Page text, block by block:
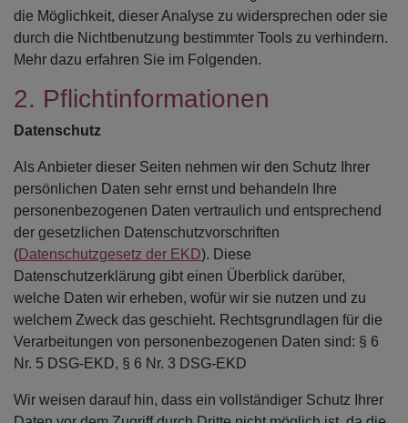
die Möglichkeit, dieser Analyse zu widersprechen oder sie
durch die Nichtbenutzung bestimmter Tools zu verhindern.
Mehr dazu erfahren Sie im Folgenden.
2. Pflichtinformationen
Datenschutz
Als Anbieter dieser Seiten nehmen wir den Schutz Ihrer
persönlichen Daten sehr ernst und behandeln Ihre
personenbezogenen Daten vertraulich und entsprechend
der gesetzlichen Datenschutzvorschriften
(Datenschutzgesetz der EKD). Diese
Datenschutzerklärung gibt einen Überblick darüber,
welche Daten wir erheben, wofür wir sie nutzen und zu
welchem Zweck das geschieht. Rechtsgrundlagen für die
Verarbeitungen von personenbezogenen Daten sind: § 6
Nr. 5 DSG-EKD, § 6 Nr. 3 DSG-EKD
Wir weisen darauf hin, dass ein vollständiger Schutz Ihrer